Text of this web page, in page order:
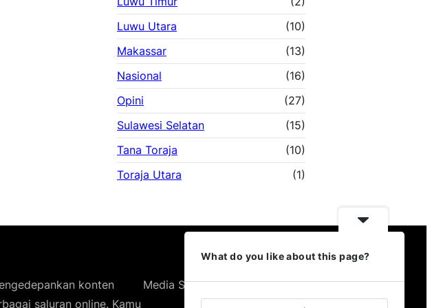
Luwu Utara
(10)
Makassar
(13)
Nasional
(16)
Opini
(27)
Sulawesi Selatan
(15)
Tana Toraja
(10)
Toraja Utara
(1)
konten
saluran online. Kamu
Media Sosial Kami
What do you like about this page?